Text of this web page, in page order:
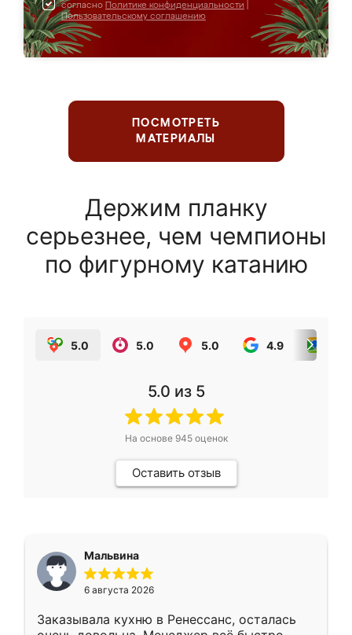
согласно Политике конфиденциальности
Пользовательскому соглашению
ПОСМОТРЕТЬ
МАТЕРИАЛЫ
Держим планку
серьезнее, чем чемпионы
по фигурному катанию
5.0 5.0 5.0 4.9
5.0 из 5
На основе 945оценок
Оставить отзыв
Мальвина
6 августа 2026
Заказывала кухню в Ренессанс, осталась